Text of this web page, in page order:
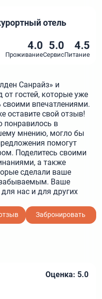
отель
4.0
Проживание
5.0
Сервис
4.5
Питание
Санрайз» и
от гостей, которые уже
впечатлениями.
оставите свой отзыв!
понравилось в
мнению, могло бы
помогут
Поделитесь своими
а также
сделали ваше
Ваше
нас и для других
Забронировать
Оценка: 5.0